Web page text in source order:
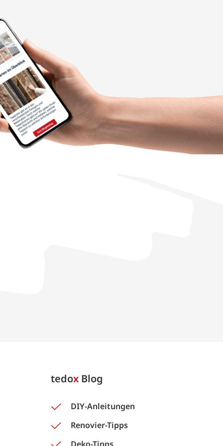
tedox Blog
DIY-Anleitungen
Renovier-Tipps